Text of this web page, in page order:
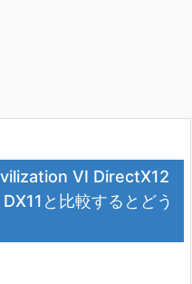
VI DirectX12
と比較するとどう